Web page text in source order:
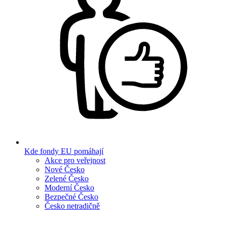
Kde fondy EU pomáhají
Akce pro veřejnost
Nové Česko
Zelené Česko
Moderní Česko
Bezpečné Česko
Česko netradičně